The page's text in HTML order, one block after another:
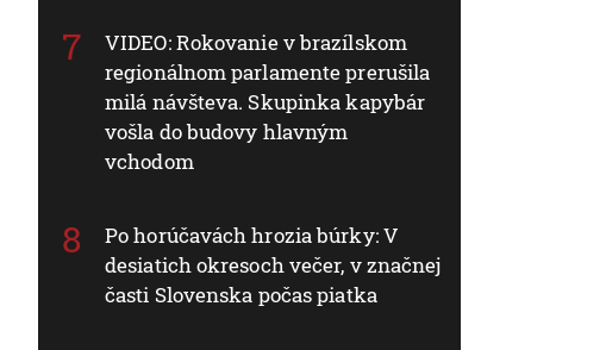
VIDEO: Rokovanie v brazílskom
regionálnom parlamente prerušila
milá návšteva. Skupinka kapybár
vošla do budovy hlavným
vchodom
Po horúčavách hrozia búrky: V
desiatich okresoch večer, v značnej
časti Slovenska počas piatka